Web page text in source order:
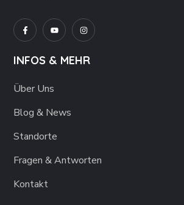
INFOS & MEHR
Über Uns
Blog & News
Standorte
Fragen & Antworten
Kontakt